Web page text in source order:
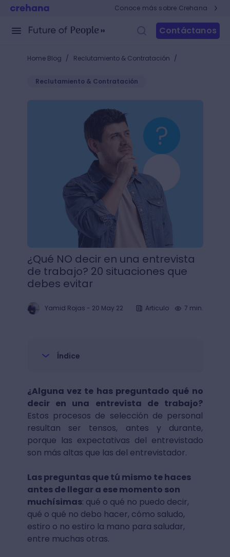
Conoce más sobre Crehana
Contáctanos
Home Blog / Reclutamiento & Contratación /
Reclutamiento & Contratación
¿Qué NO decir en una entrevista
de trabajo? 20 situaciones que
debes evitar
Yamid Rojas - 20 May 22 Articulo 7 min.
Índice
¿Alguna vez te has preguntado qué no
decir en una entrevista de trabajo?
Estos procesos de selección de personal
resultan ser tensos, antes y durante,
porque las expectativas del entrevistado
son más altas que las del entrevistador.
Las preguntas que tú mismo te haces
antes de llegar a ese momento son
muchísimas: qué o qué no puedo decir,
qué o qué no debo hacer, cómo saludo,
estiro o no estiro la mano para saludar,
entre muchas otras.